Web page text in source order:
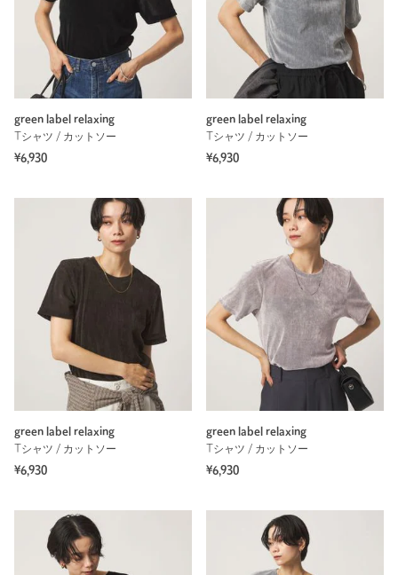
green label relaxing
Tシャツ / カットソー
¥6,930
green label relaxing
Tシャツ / カットソー
¥6,930
green label relaxing
Tシャツ / カットソー
¥6,930
green label relaxing
Tシャツ / カットソー
¥6,930